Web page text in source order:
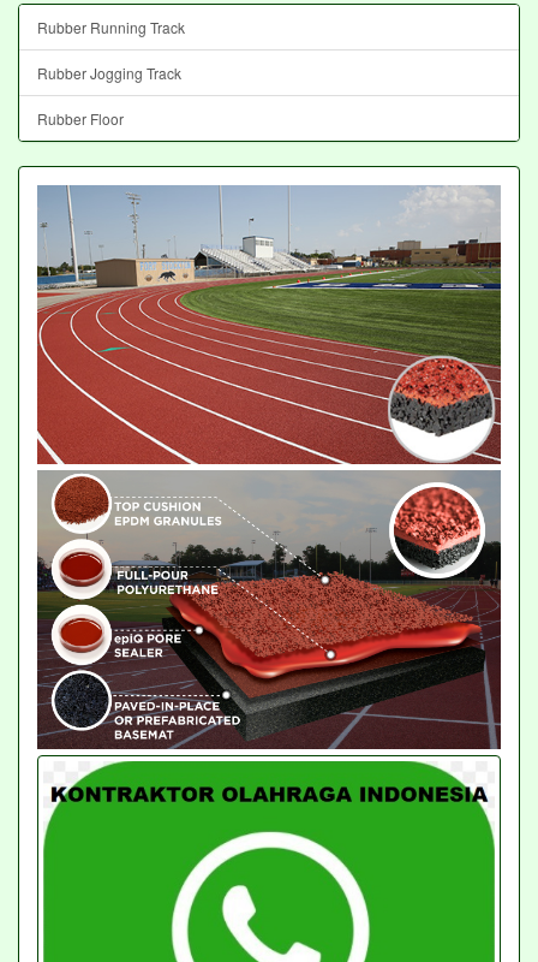
Rubber Running Track
Rubber Jogging Track
Rubber Floor